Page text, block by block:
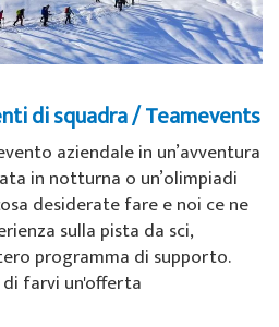
di squadra / Teamevents
aziendale in un’avventura
in notturna o un’olimpiadi
desiderate fare e noi ce ne
sulla pista da sci,
programma di supporto.
farvi un'offerta